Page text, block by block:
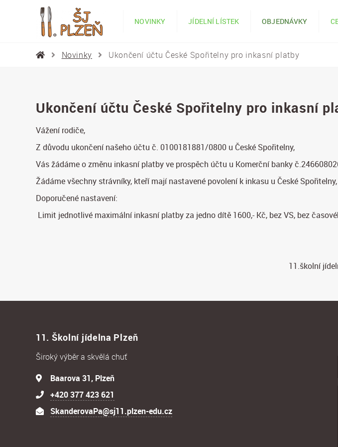
NOVINKY JÍDELNÍ LÍSTEK OBJEDNÁVKY
Novinky Ukončení účtu České Spořitelny pro inkasní platby
Ukončení účtu České Spořitelny pro inkasní
Vážení rodiče,
Z důvodu ukončení našeho účtu č. 0100181881/0800 u České Spořitelny,
Vás žádáme o změnu inkasní platby ve prospěch účtu u Komerční banky
Žádáme všechny strávníky, kteří mají nastavené povolení k inkasu u České
Doporučené nastavení:
Limit jednotlivé maximální inkasní platby za jedno dítě 1600,- Kč, bez VS, bez
11.školní
11. Školní jídelna Plzeň
Široký výběr a skvělá chuť
Baarova 31, Plzeň
+420 377 423 621
SkanderovaPa@sj11.plzen-edu.cz